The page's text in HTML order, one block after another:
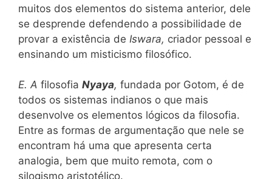
muitos dos elementos do sistema anterior, dele
se desprende defendendo a possibilidade de
provar a existência de Iswara, criador pessoal e
ensinando um misticismo filosófico.
E. A filosofia Nyaya, fundada por Gotom, é de
todos os sistemas indianos o que mais
desenvolve os elementos lógicos da filosofia.
Entre as formas de argumentação que nele se
encontram há uma que apresenta certa
analogia, bem que muito remota, com o
silogismo aristotélico.